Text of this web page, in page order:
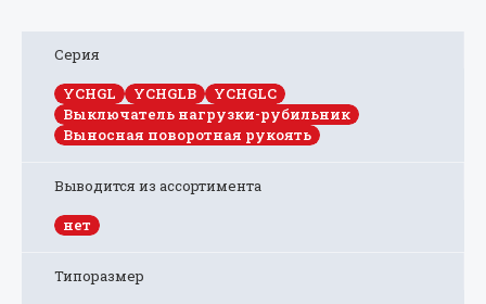
Серия
YCHGL
YCHGLB
YCHGLC
Выключатель нагрузки-рубильник
Выносная поворотная рукоять
Выводится из ассортимента
нет
Типоразмер